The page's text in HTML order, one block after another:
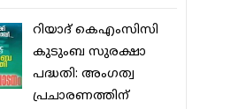
റിയാദ് കെഎംസിസി
കുടുംബ സുരക്ഷാ
പദ്ധതി: അംഗത്വ
പ്രചാരണത്തിന്